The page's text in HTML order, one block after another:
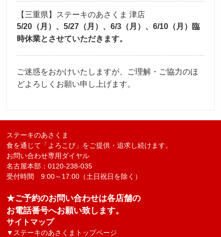
採用情報
採用トップ
新卒採用
中途採用
【三重県】ステーキのあさくま 津店
5/20（月）、5/27（月）、6/3（月）、6/10（月）臨
時休業とさせていただきます。
ご迷惑をおかけいたしますが、ご理解・ご協力のほ
どよろしくお願い申し上げます。
ステーキのあさくま
食を通じて「よろこび」をご提供・追求し続けます。
お問い合わせ専用ダイヤル
名古屋本部：0120-238-035
受付時間 9:00～17:00（土日祝日を除く）
★ご予約のお問い合わせは各店舗の
お電話番号へお願い致します。
サイトマップ
▼ ステーキのあさくまトップページ